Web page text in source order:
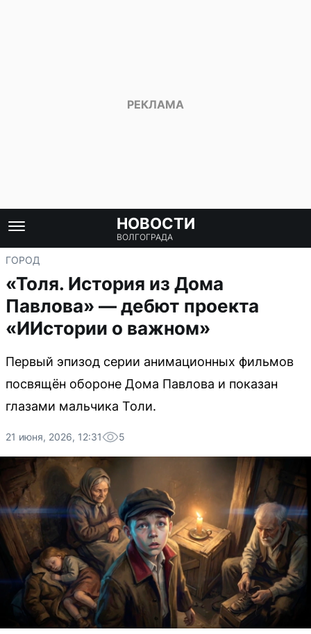
НОВОСТИ
ВОЛГОГРАДА
ГОРОД
«Толя. История из Дома
Павлова» — дебют проекта
«ИИстории о важном»
Первый эпизод серии анимационных фильмов
посвящён обороне Дома Павлова и показан
глазами мальчика Толи.
21 июня, 2026, 12:31 5